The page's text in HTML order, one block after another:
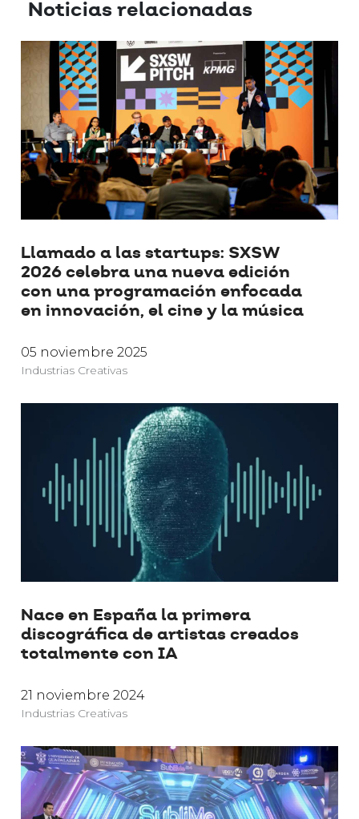
Noticias relacionadas
Llamado a las startups: SXSW
2026 celebra una nueva edición
con una programación enfocada
en innovación, el cine y la música
05 noviembre 2025
Industrias Creativas
Nace en España la primera
discográfica de artistas creados
totalmente con IA
21 noviembre 2024
Industrias Creativas